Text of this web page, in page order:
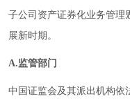
子公司资产证券化业务管理
展新时期。
A.监管部门
中国证监会及其派出机构依